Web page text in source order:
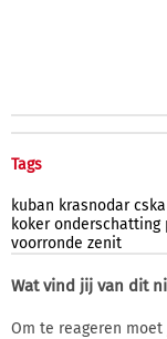
Tags
kuban krasnodar cska
koker onderschatting
voorronde zenit
Wat vind jij van dit
Om te reageren